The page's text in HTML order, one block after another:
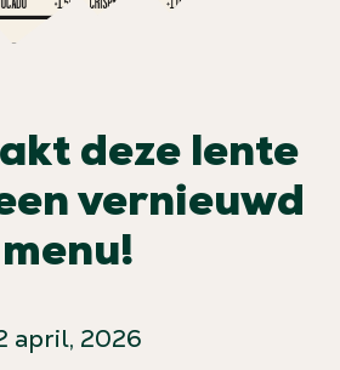
deze lente
vernieuwd
menu!
april, 2026